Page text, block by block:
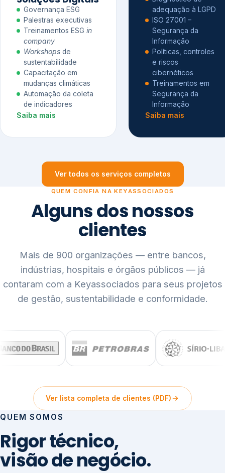
Governança ESG
Palestras executivas
Treinamentos ESG in
company
Workshops de
sustentabilidade
Capacitação em
mudanças climáticas
Automação da coleta
de indicadores
Saiba mais
adequação à LGPD
ISO 27001 –
Segurança da
Informação
Políticas, controles
e riscos
cibernéticos
Treinamentos em
Segurança da
Informação
Saiba mais
Ver todos os serviços completos
QUEM CONFIA NA KEYASSOCIADOS
Alguns dos nossos
clientes
Mais de 900 organizações — entre bancos,
indústrias, hospitais e órgãos públicos — já
contaram com a Keyassociados para seus projetos
de gestão, sustentabilidade e conformidade.
Ver lista completa de clientes (PDF)
QUEM SOMOS
Rigor técnico,
visão de negócio.